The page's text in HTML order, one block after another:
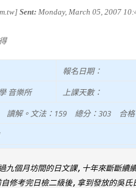
Sent: Monday, March 05, 2007
報名日期：
音樂所 上課天數：
解。文法：159 總分：303 合格
個月坊間的日文課,十年來斷斷續
修考完日檢二級後,拿到發放的吳氏